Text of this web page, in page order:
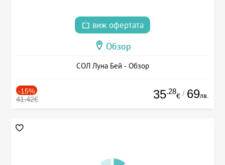
виж офертата
Обзор
СОЛ Луна Бей - Обзор
-15%
41.42€ 35.28
€ / 69лв.